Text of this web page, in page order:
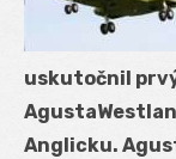
uskutočnil
Anglicku.